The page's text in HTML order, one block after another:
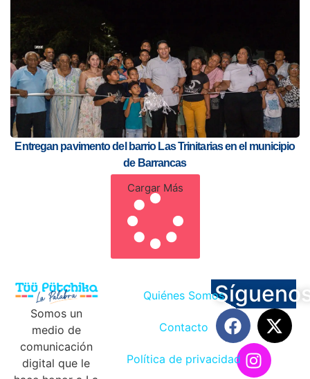
Entregan pavimento del barrio Las Trinitarias en el municipio
de Barrancas
Cargar Más
Somos un
medio de
comunicación
digital que le
Quiénes Somos
Contacto
Política de privacidad